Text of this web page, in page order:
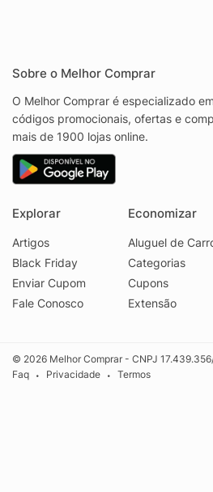
Sobre o Melhor Comprar
O Melhor Comprar é especializado
códigos promocionais, ofertas e
mais de 1900 lojas online.
Explorar
Artigos
Black Friday
Enviar Cupom
Fale Conosco
Economizar
Aluguel de
Categorias
Cupons
Extensão
© 2026 Melhor Comprar - CNPJ
Faq
• Privacidade • Termos